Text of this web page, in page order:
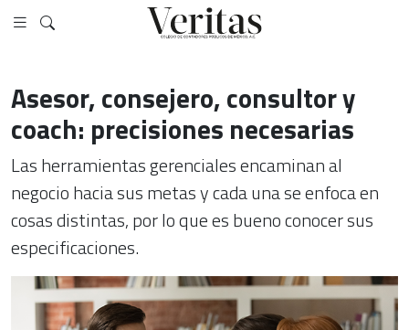
Asesor, consejero, consultor y
coach: precisiones necesarias
Las herramientas gerenciales encaminan al
negocio hacia sus metas y cada una se enfoca en
cosas distintas, por lo que es bueno conocer sus
especificaciones.